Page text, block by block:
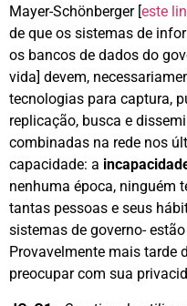
Mayer-Schönberger [este
de que os sistemas de
os bancos de dados do
vida] devem,
tecnologias para captura,
replicação, busca e
combinadas na rede nos
capacidade: a
nenhuma época, ninguém
tantas pessoas e seus
sistemas de governo-
Provavelmente mais tarde
preocupar com sua